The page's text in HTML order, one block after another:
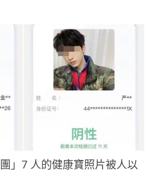
」7 人的健康寶照片被人以